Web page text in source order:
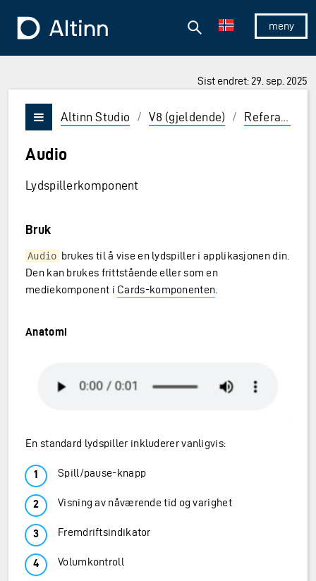
Vis/skjul
Søk
Sist endret: 29. sep. 2025
og Enter for å velge
Vis/skjul meny
Altinn Studio / V8 (gjeldende) / Referanse
Audio
Lydspillerkomponent
Bruk
Audio brukes til å vise en lydspiller i applikasjonen din.
Den kan brukes frittstående eller som en
mediekomponent i Cards-komponenten
Anatomi
En standard lydspiller inkluderer vanligvis:
Spill/pause-knapp
Visning av nåværende tid og varighet
Fremdriftsindikator
Volumkontroll